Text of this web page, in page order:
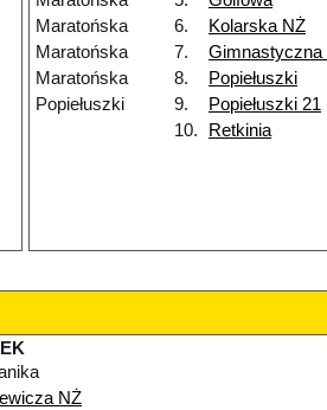
Maratońska
6. Kolarska NŻ
Maratońska
7. Gimnastyczna
Maratońska
8. Popiełuszki
Popiełuszki
9. Popiełuszki 21
10.
Retkinia
NŻ